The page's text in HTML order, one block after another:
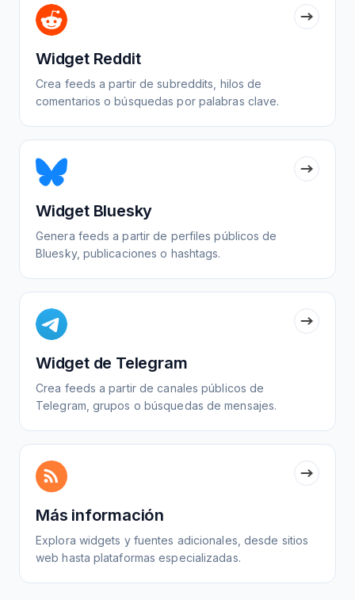
Widget Reddit
Crea feeds a partir de subreddits, hilos de
comentarios o búsquedas por palabras clave.
Widget Bluesky
Genera feeds a partir de perfiles públicos de
Bluesky, publicaciones o hashtags.
Widget de Telegram
Crea feeds a partir de canales públicos de
Telegram, grupos o búsquedas de mensajes.
Más información
Explora widgets y fuentes adicionales, desde sitios
web hasta plataformas especializadas.